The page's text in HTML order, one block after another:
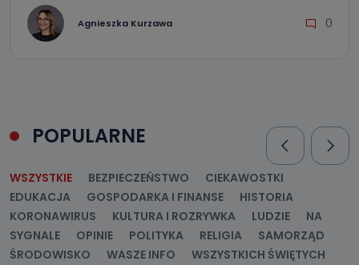
Agnieszka Kurzawa 0
POPULARNE
WSZYSTKIE BEZPIECZEŃSTWO
CIEKAWOSTKI
EDUKACJA
GOSPODARKA I FINANSE
HISTORIA
KORONAWIRUS
KULTURA I ROZRYWKA LUDZIE
NA
SYGNALE
OPINIE POLITYKA RELIGIA
SAMORZĄD
ŚRODOWISKO
WASZE INFO
WSZYSTKICH ŚWIĘTYCH